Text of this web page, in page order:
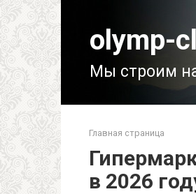
olymp-
Мы строим
Главная страница
в 2026